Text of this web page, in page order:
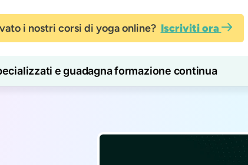
i nostri corsi di yoga online? Iscriviti ora
e guadagna formazione continua